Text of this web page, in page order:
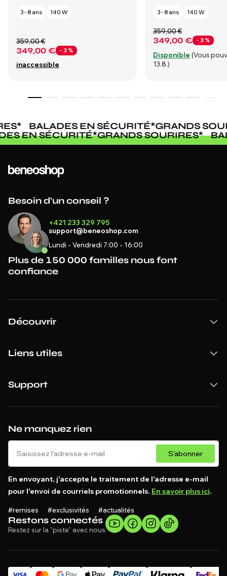
3 - 8 ans 140 W
349,00 € - 3 %
359,00 €
inaccessible
3 - 8 ans 140 W
349,00 € - 3 %
359,00 €
Disponible (Vous
13.8.)
* BALADES EN SÉCURITÉ*GRANDS
EN SÉCURITÉ*GRANDS SOURIRES*
Restons connectés
Restez sur la "piste" avec nous
Ne manquez rien
S'abonner
En envoyant, j'accepte le traitement de l'adresse e-mail
pour l'envoi de courriels promotionnels. En savoir plus ici.
#remises #exclusivités #actualités
Besoin d'un conseil ?
+421 233 329 795
support@beneoshop.com
Lundi - Vendredi 7:00 - 16:00
Plus de 150 000 familles nous font
confiance
Découvrir
Liens utiles
Support